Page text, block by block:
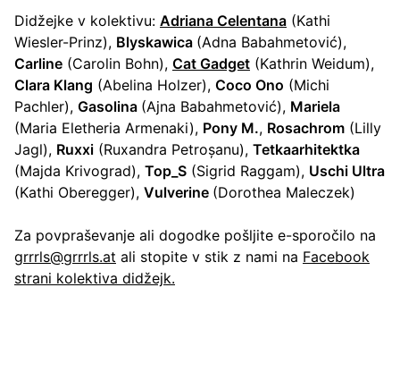
Didžejke v kolektivu: Adriana Celentana (Kathi
Wiesler-Prinz), Blyskawica (Adna Babahmetović),
Carline (Carolin Bohn), Cat Gadget (Kathrin Weidum),
Clara Klang (Abelina Holzer), Coco Ono (Michi
Pachler), Gasolina (Ajna Babahmetović), Mariela
(Maria Eletheria Armenaki), Pony M., Rosachrom (Lilly
Jagl), Ruxxi (Ruxandra Petroșanu), Tetkaarhitektka
(Majda Krivograd), Top_S (Sigrid Raggam), Uschi Ultra
(Kathi Oberegger), Vulverine (Dorothea Maleczek)
Za povpraševanje ali dogodke pošljite e-sporočilo na
grrrls@grrrls.at ali stopite v stik z nami na Facebook
strani kolektiva didžejk.